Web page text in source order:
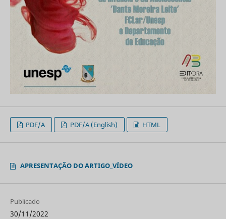
PDF/A PDF/A (English) HTML
APRESENTAÇÃO DO ARTIGO_VÍDEO
Publicado
30/11/2022